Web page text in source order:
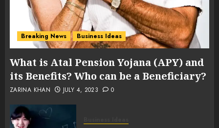
Breaking News Business Ideas
What is Atal Pension Yojana (APY) and
its Benefits? Who can be a Beneficiary?
ZARINA KHAN JULY 4, 2023 0